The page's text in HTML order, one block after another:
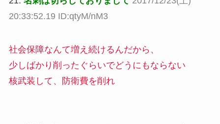
20:33:52.19 ID:qtyM/nM3
社会保障なんて増え続けるんだから、
少しばかり削ったぐらいでどうにもならない
核武装して、防衛費を削れ